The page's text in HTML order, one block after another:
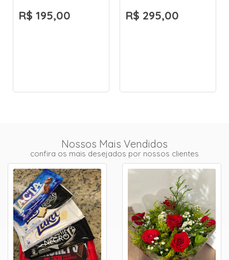
R$ 195,00 R$ 295,00
Nossos Mais Vendidos
confira os mais desejados por nossos clientes